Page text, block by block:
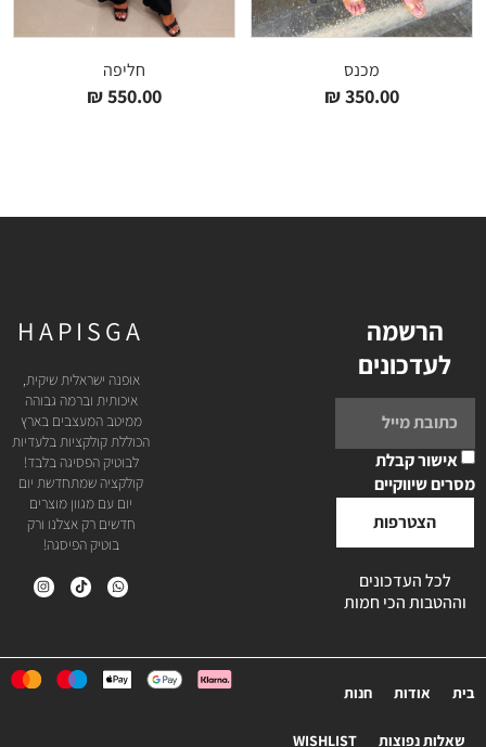
מכנס
350.00
₪
חליפה
550.00
₪
הרשמה
לעדכונים
אישור קבלת
מסרים שיווקיים
הצטרפות
לכל העדכונים
וההטבות הכי חמות
HAPISGA
אופנה ישראלית שיקית,
איכותית וברמה גבוהה
ממיטב המעצבים בארץ
הכוללת קולקציות בלעדיות
לבוטיק הפסיגה בלבד!
קולקציה שמתחדשת יום
יום עם מגוון מוצרים
חדשים רק אצלנו ורק
בוטיק הפיסגה!
בית אודות חנות
שאלות נפוצות WISHLIST